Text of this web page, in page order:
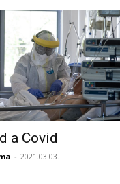
a Covid
- 2021.03.03.